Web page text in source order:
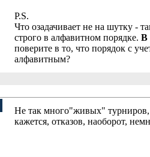
P.S.
Что озадачивает не на шутку -
строго в алфавитном порядке. В
поверите в то, что порядок с
алфавитным?
Не так много"живых"
кажется, отказов, наоборот,